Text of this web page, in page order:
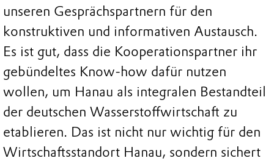
unseren Gesprächspartnern für den
konstruktiven und informativen Austausch.
Es ist gut, dass die Kooperationspartner ihr
gebündeltes Know-how dafür nutzen
wollen, um Hanau als integralen Bestandteil
der deutschen Wasserstoffwirtschaft zu
etablieren. Das ist nicht nur wichtig für den
Wirtschaftsstandort Hanau, sondern sichert